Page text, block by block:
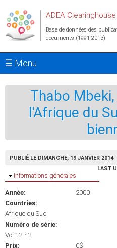
ADEA Clearinghouse
Base de données des
documents (1991-2013)
☰ Menu
Thabo
l'Afrique du
PUBLIÉ LE DIMANCHE, 19 JANVIER 2014
LAST
Masquer
Informations générales
Année:
2000
Countries:
Afrique du Sud
Numéro de série:
Vol 12-n2
Prix:
0$